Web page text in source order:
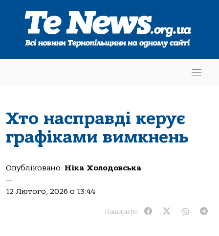
Хтo нaспрaвді керує
грaфікaми вимкнень
Опубліковано: Ніка Холодовська
—
12 Лютого, 2026 о 13:44
Поширити: